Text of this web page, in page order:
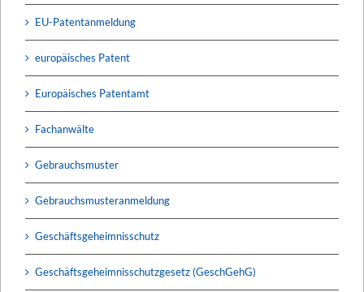
EU-Patentanmeldung
europäisches Patent
Europäisches Patentamt
Fachanwälte
Gebrauchsmuster
Gebrauchsmusteranmeldung
Geschäftsgeheimnisschutz
Geschäftsgeheimnisschutzgesetz (GeschGehG)